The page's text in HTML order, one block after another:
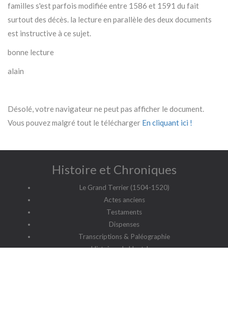
familles s'est parfois modifiée entre 1586 et 1591 du fait
surtout des décès. la lecture en parallèle des deux documents
est instructive à ce sujet.
bonne lecture
alain
Désolé, votre navigateur ne peut pas afficher le document.
Vous pouvez malgré tout le télécharger En cliquant ici !
Histoire et Chroniques
Le Grand Terrier (1504-1520)
Actes anciens
Testaments
Dispenses
Transcriptions & Paléographie
Histoires du Haut Jura